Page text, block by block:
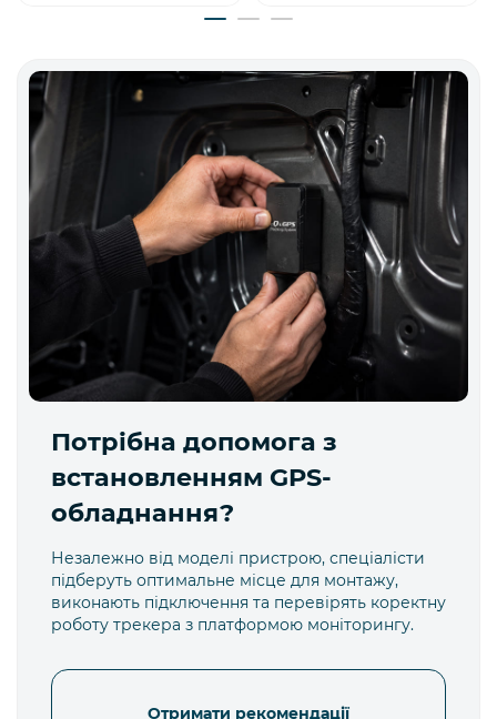
Потрібна допомога з
встановленням GPS-
обладнання?
Незалежно від моделі пристрою, спеціалісти
підберуть оптимальне місце для монтажу,
виконають підключення та перевірять коректну
роботу трекера з платформою моніторингу.
Отримати рекомендації